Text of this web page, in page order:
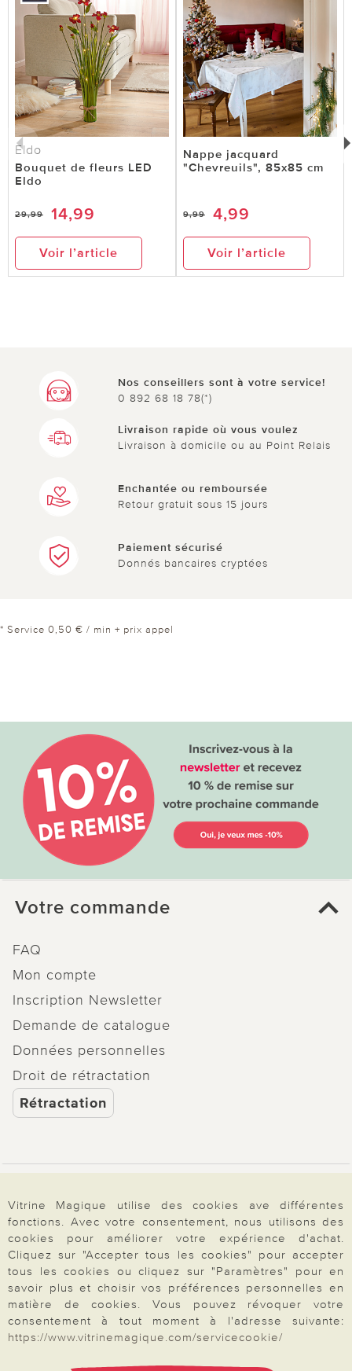
Eldo
Bouquet de fleurs LED
Eldo
29,99 14,99
Voir l’article
Nappe jacquard
"Chevreuils", 85x85 cm
9,99 4,99
Voir l’article
Nos conseillers sont à votre service!
0 892 68 18 78(*)
Livraison rapide où vous voulez
Livraison à domicile ou au Point Relais
Enchantée ou remboursée
Retour gratuit sous 15 jours
Paiement sécurisé
Donnés bancaires cryptées
* Service 0,50 € / min + prix appel
Votre commande
FAQ
Mon compte
Inscription Newsletter
Demande de catalogue
Données personnelles
Droit de rétractation
Rétractation
À propos de nous
Besoin d'aide?
Vitrine Magique utilise des cookies ave différentes
fonctions. Avec votre consentement, nous utilisons des
cookies pour améliorer votre expérience d'achat.
Cliquez sur "Accepter tous les cookies" pour accepter
tous les cookies ou cliquez sur "Paramètres" pour en
savoir plus et choisir vos préférences personnelles en
matière de cookies. Vous pouvez révoquer votre
consentement à tout moment à l'adresse suivante:
https://www.vitrinemagique.com/servicecookie/